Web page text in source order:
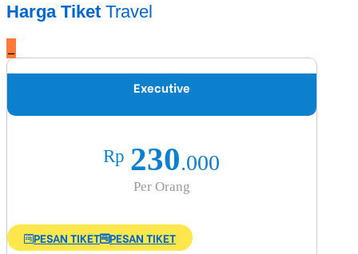
Harga Tiket Travel
_
Executive
Rp 230.000
Per Orang
PESAN TIKET PESAN TIKET